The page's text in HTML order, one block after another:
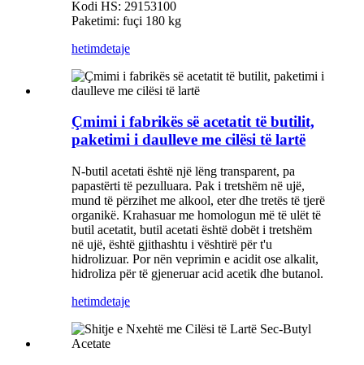
Kodi HS: 29153100
Paketimi: fuçi 180 kg
hetimdetaje
Çmimi i fabrikës së acetatit të butilit,
paketimi i daulleve me cilësi të lartë
N-butil acetati është një lëng transparent, pa
papastërti të pezulluara. Pak i tretshëm në ujë,
mund të përzihet me alkool, eter dhe tretës të tjerë
organikë. Krahasuar me homologun më të ulët të
butil acetatit, butil acetati është dobët i tretshëm
në ujë, është gjithashtu i vështirë për t'u
hidrolizuar. Por nën veprimin e acidit ose alkalit,
hidroliza për të gjeneruar acid acetik dhe butanol.
hetimdetaje